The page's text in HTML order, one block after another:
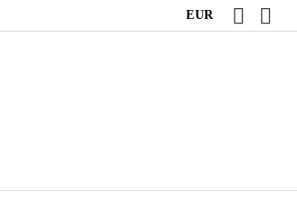
EUR